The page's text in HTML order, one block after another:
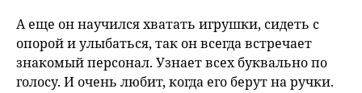
А еще он научился хватать игрушки, сидеть с
опорой и улыбаться, так он всегда встречает
знакомый персонал. Узнает всех буквально по
голосу. И очень любит, когда его берут на ручки.